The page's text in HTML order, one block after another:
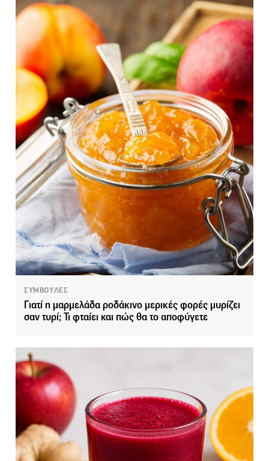
ΣΥΜΒΟΥΛΕΣ
Γιατί η μαρμελάδα ροδάκινο μερικές φορές μυρίζει
σαν τυρί; Τι φταίει και πώς θα το αποφύγετε